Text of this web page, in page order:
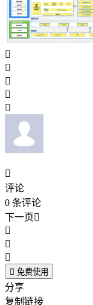






评论
0 条评论
下一页



 免费使用
分享
复制链接